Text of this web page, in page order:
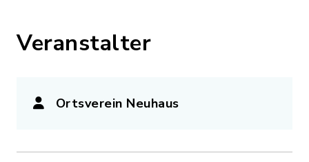
Veranstalter
Ortsverein Neuhaus